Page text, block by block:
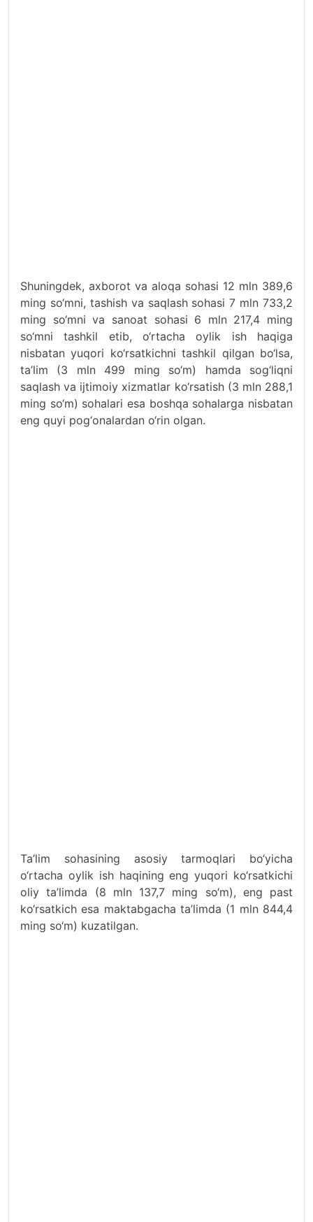
Shuningdek, axborot va aloqa sohasi 12 mln 389,6
ming so‘mni, tashish va saqlash sohasi 7 mln 733,2
ming so‘mni va sanoat sohasi 6 mln 217,4 ming
so‘mni tashkil etib, o‘rtacha oylik ish haqiga
nisbatan yuqori ko‘rsatkichni tashkil qilgan bo‘lsa,
ta’lim (3 mln 499 ming so‘m) hamda sog‘liqni
saqlash va ijtimoiy xizmatlar ko‘rsatish (3 mln 288,1
ming so‘m) sohalari esa boshqa sohalarga nisbatan
eng quyi pog‘onalardan o‘rin olgan.
Ta’lim sohasining asosiy tarmoqlari bo‘yicha
o‘rtacha oylik ish haqining eng yuqori ko‘rsatkichi
oliy ta’limda (8 mln 137,7 ming so‘m), eng past
ko‘rsatkich esa maktabgacha ta’limda (1 mln 844,4
ming so‘m) kuzatilgan.